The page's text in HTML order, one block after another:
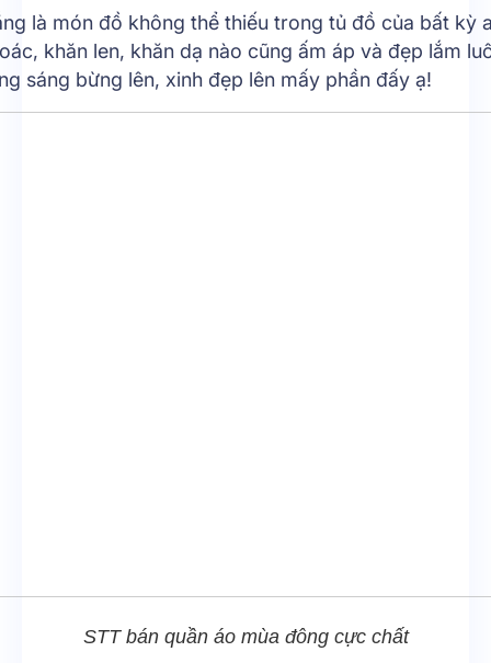
là món đồ không thể thiếu trong tủ đồ của bất kỳ
khăn len, khăn dạ nào cũng ấm áp và đẹp lắm
sáng bừng lên, xinh đẹp lên mấy phần đấy ạ!
STT bán quần áo mùa đông cực chất